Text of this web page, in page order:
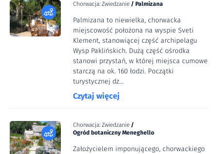
Chorwacja: Zwiedzanie / Palmizana
Palmizana to niewielka, chorwacka
miejscowość położona na wyspie Sveti
Klement, stanowiącej część archipelagu
Wysp Paklińskich. Dużą część ośrodka
stanowi przystań, w której miejsca cumowe
starczą na ok. 160 łodzi. Początki
turystycznej dz...
Czytaj więcej
Chorwacja: Zwiedzanie /
Ogród botaniczny Meneghello
Założycielem imponującego, chorwackiego